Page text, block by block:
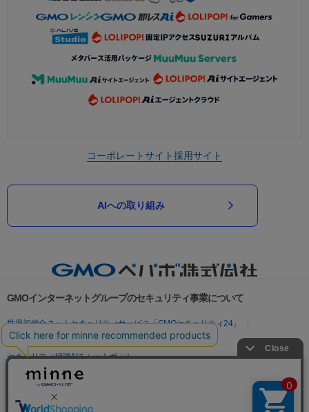
コーポレートサイト採用サイト
AIへの取り組み
GMOインターネットグループのセキュリティ事業について
世界初総合ネットセキュリティサービス「GMOセキュリティ24」
パスワード漏洩診断
Webサイトリスク診断
セキュリティ相談AIチャットボット
実在証明・盗聴対策
サイバー攻撃対策（GMO Flatt Security）